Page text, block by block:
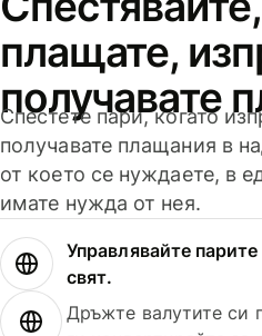
плащате,
получавате
Спестете пари, когато
получавате плащания в
от което се нуждаете, в
имате нужда от нея.
Управлявайте
свят.
Дръжте валутите си